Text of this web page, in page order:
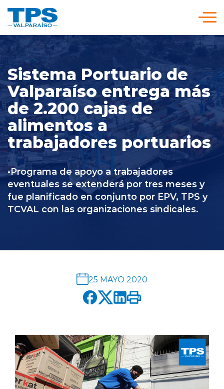
Somos TPS
Nuestra Visión Estratégica
Servicios y Tarifas
Políticas y Procedimientos
Prensa
Sistema Portuario de
Valparaíso entrega más
de 2.200 cajas de
alimentos a
trabajadores portuarios
•Programa de apoyo a trabajadores
eventuales se extenderá por tres meses y
fue planificado en conjunto por EPV, TPS y
TCVAL con las organizaciones sindicales.
25 MAYO 2020